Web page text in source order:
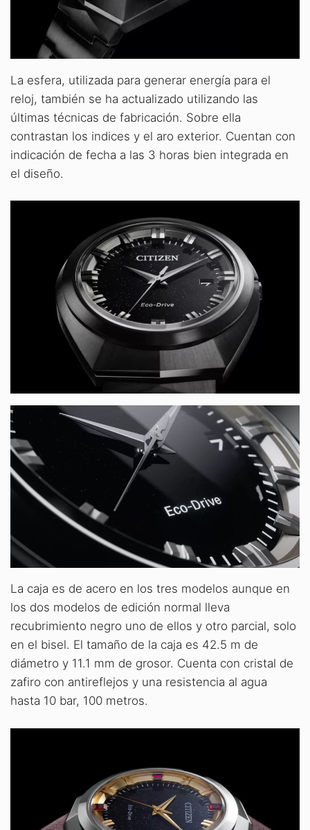
La esfera, utilizada para generar energía para el
reloj, también se ha actualizado utilizando las
últimas técnicas de fabricación. Sobre ella
contrastan los indices y el aro exterior. Cuentan con
indicación de fecha a las 3 horas bien integrada en
el diseño.
La caja es de acero en los tres modelos aunque en
los dos modelos de edición normal lleva
recubrimiento negro uno de ellos y otro parcial, solo
en el bisel. El tamaño de la caja es 42.5 m de
diámetro y 11.1 mm de grosor. Cuenta con cristal de
zafiro con antireflejos y una resistencia al agua
hasta 10 bar, 100 metros.